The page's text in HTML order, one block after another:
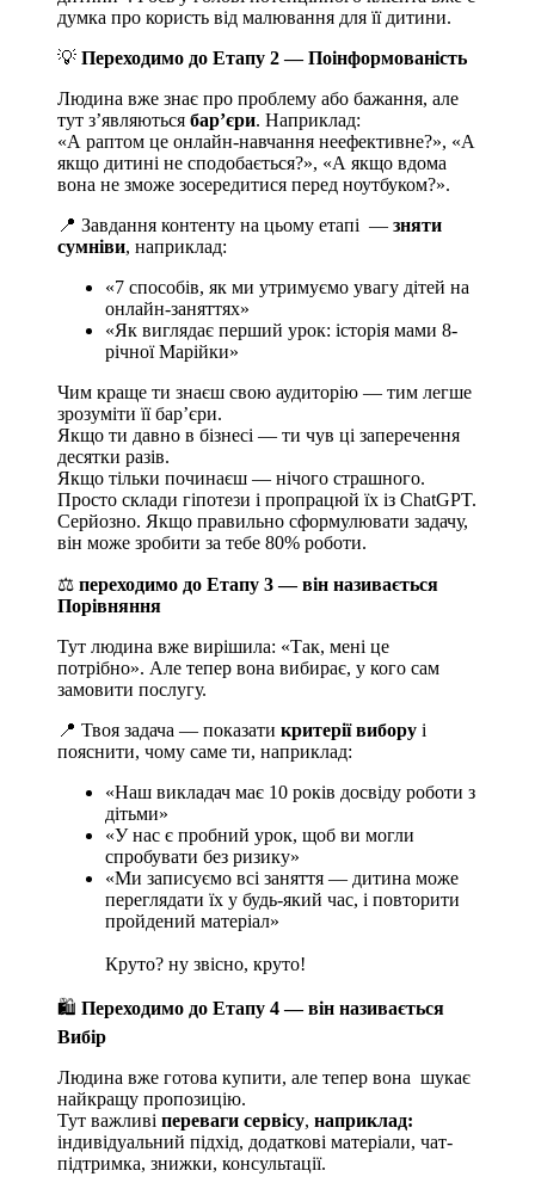
думка про користь від малювання для її дитини.
💡 Переходимо до Етапу 2 — Поінформованість
Людина вже знає про проблему або бажання, але
тут зʼявляються барʼєри. Наприклад:
«А раптом це онлайн-навчання неефективне?», «А
якщо дитині не сподобається?», «А якщо вдома
вона не зможе зосередитися перед ноутбуком?».
📍 Завдання контенту на цьому етапі — зняти
сумніви, наприклад:
«7 способів, як ми утримуємо увагу дітей на
онлайн-заняттях»
«Як виглядає перший урок: історія мами 8-
річної Марійки»
Чим краще ти знаєш свою аудиторію — тим легше
зрозуміти її барʼєри.
Якщо ти давно в бізнесі — ти чув ці заперечення
десятки разів.
Якщо тільки починаєш — нічого страшного.
Просто склади гіпотези і пропрацюй їх із ChatGPT.
Серйозно. Якщо правильно сформулювати задачу,
він може зробити за тебе 80% роботи.
⚖️ переходимо до Етапу 3 — він називається
Порівняння
Тут людина вже вирішила: «Так, мені це
потрібно». Але тепер вона вибирає, у кого сам
замовити послугу.
📍 Твоя задача — показати критерії вибору і
пояснити, чому саме ти, наприклад:
«Наш викладач має 10 років досвіду роботи з
дітьми»
«У нас є пробний урок, щоб ви могли
спробувати без ризику»
«Ми записуємо всі заняття — дитина може
переглядати їх у будь-який час, і повторити
пройдений матеріал»
Круто? ну звісно, круто!
🛍️ Переходимо до Етапу 4 — він називається
Вибір
Людина вже готова купити, але тепер вона шукає
найкращу пропозицію.
Тут важливі переваги сервісу, наприклад:
індивідуальний підхід, додаткові матеріали, чат-
підтримка, знижки, консультації.